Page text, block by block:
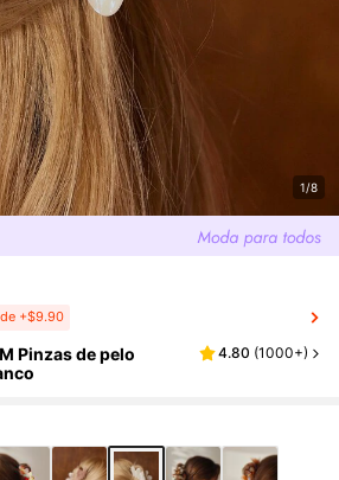
1/8
+$9.90
Pinzas de pelo
4.80 (1000+)